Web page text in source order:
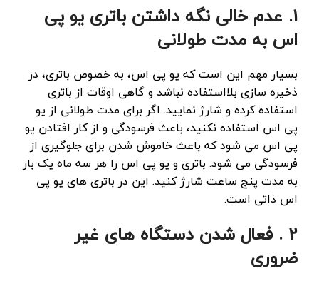
1. عدم خالی نگه داشتن باتری یو پی
اس به مدت طولانی
بسیار مهم این است که یو پی اس، به خصوص باتری، در
ذخیره سازی بلااستفاده نباشد و گاهی اوقات از باتری
استفاده کرده و شارژ نمایید. اگر برای مدت طولانی از یو
پی اس استفاده نکنید، باعث فرسودگی و از کار افتادن یو
پی اس می شود که باعث خاموش شدن برای جلوگیری از
فرسودگی می شود. باتری و یو پی اس را هر سه ماه یک بار
به مدت پنج ساعت شارژ کنید. این در باتری های یو پی
اس ذاتی است.
2 . فعال شدن دستگاه های غیر
ضروری